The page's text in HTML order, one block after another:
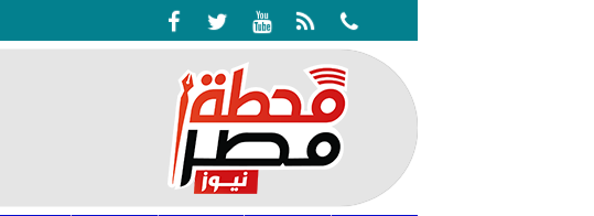
    